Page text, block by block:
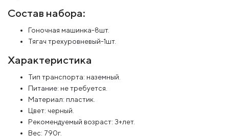
Состав набора:
Гоночная машинка-8шт.
Тягач трехуровневый-1шт.
Характеристика
Тип транспорта: наземный.
Питание: не требуется.
Материал: пластик.
Цвет: черный.
Рекомендуемый возраст: 3+лет.
Вес: 790г.